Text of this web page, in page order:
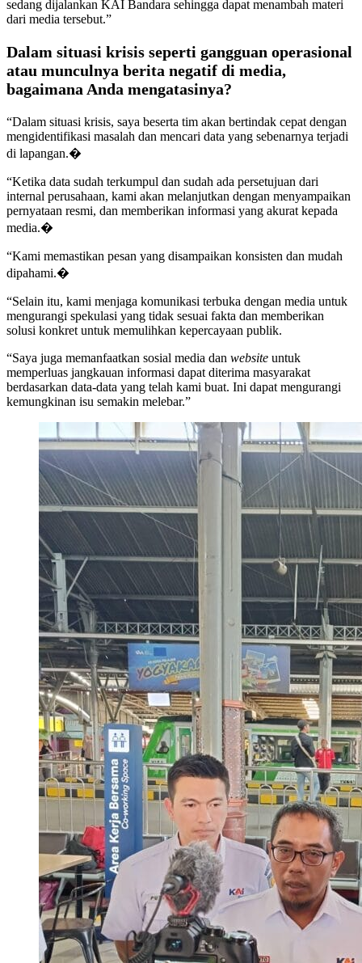
sedang dijalankan KAI Bandara sehingga dapat menambah materi
dari media tersebut.”
Dalam situasi krisis seperti gangguan operasional
atau munculnya berita negatif di media,
bagaimana Anda mengatasinya?
“Dalam situasi krisis, saya beserta tim akan bertindak cepat dengan
mengidentifikasi masalah dan mencari data yang sebenarnya terjadi
di lapangan.�
“Ketika data sudah terkumpul dan sudah ada persetujuan dari
internal perusahaan, kami akan melanjutkan dengan menyampaikan
pernyataan resmi, dan memberikan informasi yang akurat kepada
media.�
“Kami memastikan pesan yang disampaikan konsisten dan mudah
dipahami.�
“Selain itu, kami menjaga komunikasi terbuka dengan media untuk
mengurangi spekulasi yang tidak sesuai fakta dan memberikan
solusi konkret untuk memulihkan kepercayaan publik.
“Saya juga memanfaatkan sosial media dan website untuk
memperluas jangkauan informasi dapat diterima masyarakat
berdasarkan data-data yang telah kami buat. Ini dapat mengurangi
kemungkinan isu semakin melebar.”